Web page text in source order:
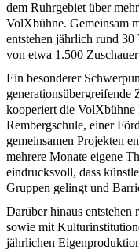
dem Ruhrgebiet über
VolXbühne. Gemeinsam
entstehen jährlich rund
von etwa 1.500
Ein besonderer
generationsübergreifende
kooperiert die
Rembergschule, einer
gemeinsamen Projekten
mehrere Monate eigene
eindrucksvoll, dass
Gruppen gelingt und
Darüber hinaus
sowie mit
jährlichen